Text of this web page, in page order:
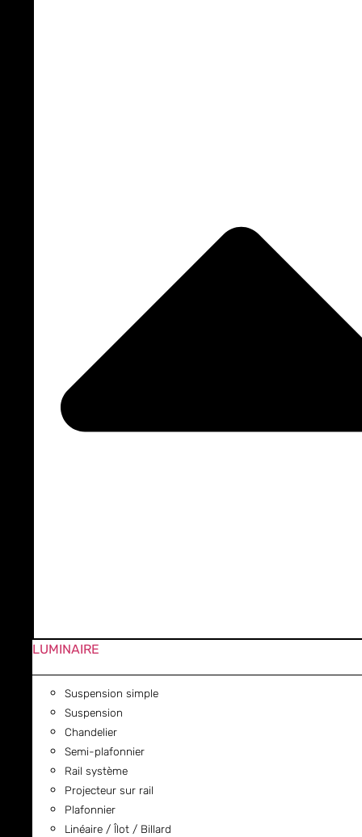
LUMINAIRE
Suspension simple
Suspension
Chandelier
Semi-plafonnier
Rail système
Projecteur sur rail
Plafonnier
Linéaire / Îlot / Billard